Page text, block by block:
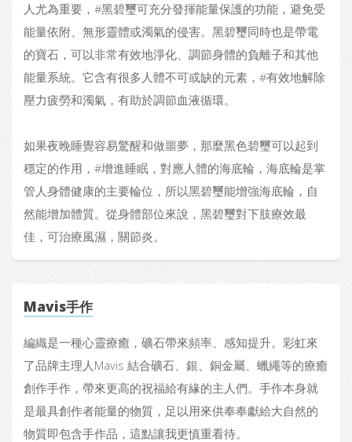
人尤為重要，#黑碧璽可充分發揮能量保護的功能，避免受
能量依附、無形靈體或濁氣的侵害。黑碧璽同時也是帶電
的寶石，可以非常有效地淨化、調節身體的負離子和其他
能量系統。它含有很多人體不可或缺的元素，#有效地解除
壓力疲勞和濁氣，有助於調節血液循環。
如果夜晚睡覺容易驚醒和做噩夢，那麼黑色碧璽可以起到
穩定的作用，#增進睡眠，對應人體的海底輪，海底輪是掌
管人身體健康的主要輪位，所以黑碧璽能增強海底輪，自
然能增加體質。從身體部位來說，黑碧璽對下肢療效最
佳，可治療風濕，關節炎。
Mavis手作
編織是一種心靈療癒，礦石帶來頻率、感知提升。彩虹來
了品牌主理人Mavis 結合礦石、銀、銅金屬、蠟繩等的療癒
創作手作，帶來更高的祝福給有緣的主人們。手作本身就
是最具創作者能量的物質，足以用來供奉奉獻給大自然的
物質即包含手作品，這點讓我更慎重看待。